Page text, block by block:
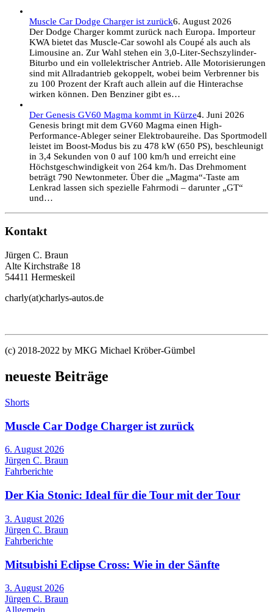
Muscle Car Dodge Charger ist zurück6. August 2026
Der Dodge Charger kommt zurück nach Europa. Importeur
KWA bietet das Muscle-Car sowohl als Coupé als auch als
Limousine an. Zur Wahl stehen ein 3,0-Liter-Sechszylinder-
Biturbo und ein vollelektrischer Antrieb. Alle Motorisierungen
sind mit Allradantrieb gekoppelt, wobei beim Verbrenner bis
zu 100 Prozent der Kraft auch allein auf die Hinterachse
wirken können. Den Benziner gibt es…
Der Genesis GV60 Magma kommt in Kürze4. Juni 2026
Genesis bringt mit dem GV60 Magma einen High-
Performance-Ableger seiner Elektrobaureihe. Das Sportmodell
leistet im Boost-Modus bis zu 478 kW (650 PS), beschleunigt
in 3,4 Sekunden von 0 auf 100 km/h und erreicht eine
Höchstgeschwindigkeit von 264 km/h. Das Drehmoment
beträgt 790 Newtonmeter. Über die „Magma“-Taste am
Lenkrad lassen sich spezielle Fahrmodi – darunter „GT“
und…
Kontakt
Jürgen C. Braun
Alte Kirchstraße 18
54411 Hermeskeil
charly(at)charlys-autos.de
(c) 2018-2022 by MKG Michael Kröber-Gümbel
neueste Beiträge
Shorts
Muscle Car Dodge Charger ist zurück
6. August 2026
Jürgen C. Braun
Fahrberichte
Der Kia Stonic: Ideal für die Tour mit der Tour
3. August 2026
Jürgen C. Braun
Fahrberichte
Mitsubishi Eclipse Cross: Wie in der Sänfte
3. August 2026
Jürgen C. Braun